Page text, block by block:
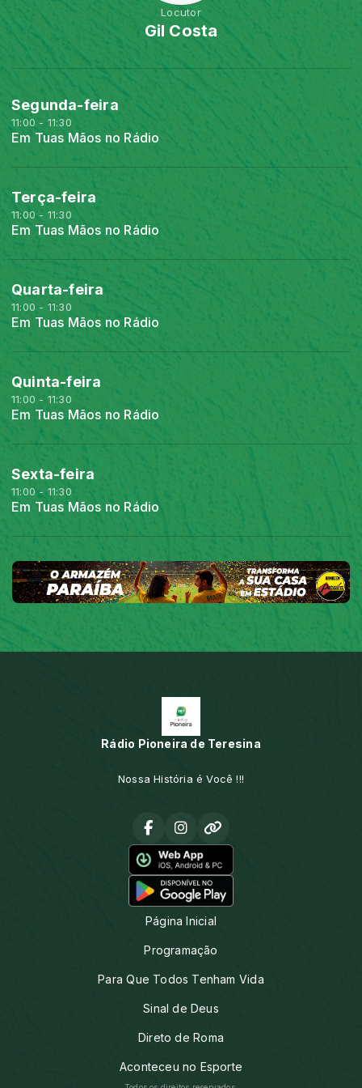
Locutor
Gil Costa
Segunda-feira
11:00 - 11:30
Em Tuas Mãos no Rádio
Terça-feira
11:00 - 11:30
Em Tuas Mãos no Rádio
Quarta-feira
11:00 - 11:30
Em Tuas Mãos no Rádio
Quinta-feira
11:00 - 11:30
Em Tuas Mãos no Rádio
Sexta-feira
11:00 - 11:30
Em Tuas Mãos no Rádio
Rádio Pioneira de Teresina
Nossa História é Você !!!
Página Inicial
Programação
Para Que Todos Tenham Vida
Sinal de Deus
Direto de Roma
Aconteceu no Esporte